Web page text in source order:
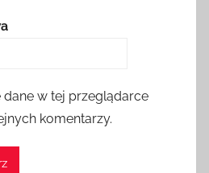
w tej przeglądarce
komentarzy.